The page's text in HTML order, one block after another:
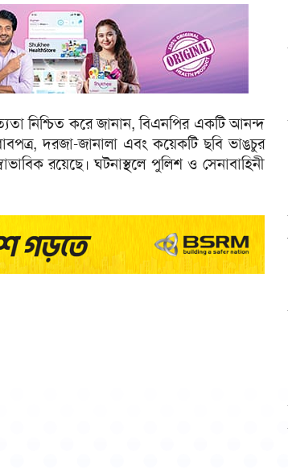
নিশ্চিত করে জানান, বিএনপির একটি আনন্দ
দরজা-জানালা এবং কয়েকটি ছবি ভাঙচুর
রয়েছে। ঘটনাস্থলে পুলিশ ও সেনাবাহিনী